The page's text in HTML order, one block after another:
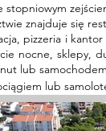
znajduje się
pizzeria i
nocne,
lub
lub